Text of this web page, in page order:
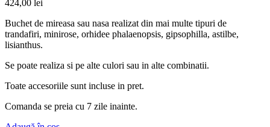
424,00 lei
Buchet de mireasa sau nasa realizat din mai multe tipuri de
trandafiri, minirose, orhidee phalaenopsis, gipsophilla, astilbe,
lisianthus.
Se poate realiza si pe alte culori sau in alte combinatii.
Toate accesoriile sunt incluse in pret.
Comanda se preia cu 7 zile inainte.